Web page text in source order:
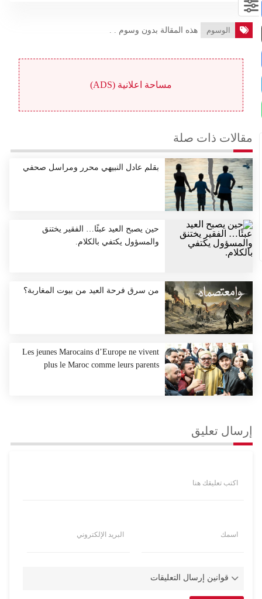
الوسوم هذه المقالة بدون وسوم . .
مساحة اعلانية (ADS)
مقالات ذات صلة
بقلم عادل النبيهي محرر ومراسل صحفي
حين يصبح العيد عبئًا… الفقير يختنق
والمسؤول يكتفي بالكلام.
من سرق فرحة العيد من بيوت المغاربة؟
Les jeunes Marocains d’Europe ne vivent
plus le Maroc comme leurs parents
إرسال تعليق
اكتب تعليقك هنا
اسمك البريد الإلكتروني
قوانين إرسال التعليقات